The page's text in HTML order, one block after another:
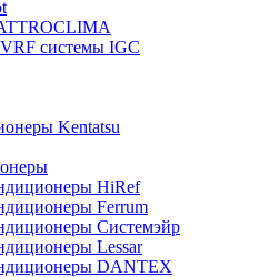
системы IGC
Kentatsu
HiRef
Ferrum
Системэйр
Lessar
DANTEX